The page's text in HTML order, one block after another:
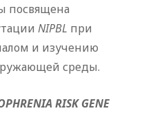
посвящена
NIPBL при
и изучению
среды.
RISK GENE